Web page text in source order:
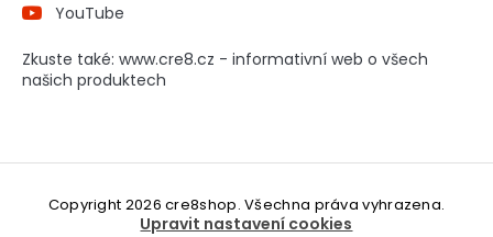
YouTube
Zkuste také: www.cre8.cz - informativní web o všech
našich produktech
Copyright 2026cre8shop. Všechna práva vyhrazena.
Upravit nastavení cookies